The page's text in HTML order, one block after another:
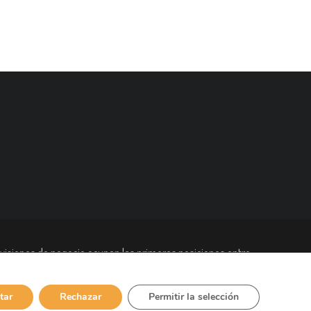
de negocio ocupan las primeras posiciones entre
en todo el mundo y está presente en más de 90
Rechazar Permitir la selección